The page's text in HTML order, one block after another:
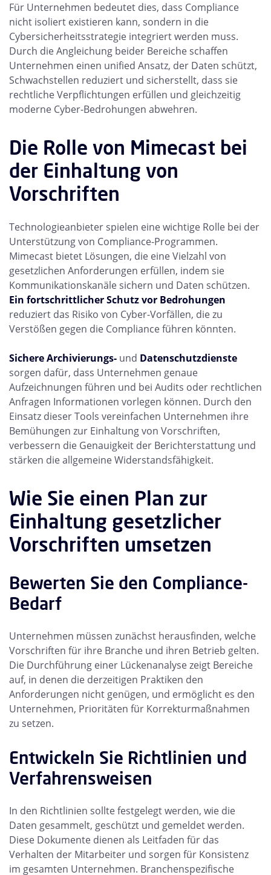
Für Unternehmen bedeutet dies, dass Compliance
nicht isoliert existieren kann, sondern in die
Cybersicherheitsstrategie integriert werden muss.
Durch die Angleichung beider Bereiche schaffen
Unternehmen einen unified Ansatz, der Daten schützt,
Schwachstellen reduziert und sicherstellt, dass sie
rechtliche Verpflichtungen erfüllen und gleichzeitig
moderne Cyber-Bedrohungen abwehren.
Die Rolle von Mimecast bei
der Einhaltung von
Vorschriften
Technologieanbieter spielen eine wichtige Rolle bei der
Unterstützung von Compliance-Programmen.
Mimecast bietet Lösungen, die eine Vielzahl von
gesetzlichen Anforderungen erfüllen, indem sie
Kommunikationskanäle sichern und Daten schützen.
Ein fortschrittlicher Schutz vor Bedrohungen
reduziert das Risiko von Cyber-Vorfällen, die zu
Verstößen gegen die Compliance führen könnten.
Sichere Archivierungs- und Datenschutzdienste
sorgen dafür, dass Unternehmen genaue
Aufzeichnungen führen und bei Audits oder rechtlichen
Anfragen Informationen vorlegen können. Durch den
Einsatz dieser Tools vereinfachen Unternehmen ihre
Bemühungen zur Einhaltung von Vorschriften,
verbessern die Genauigkeit der Berichterstattung und
stärken die allgemeine Widerstandsfähigkeit.
Wie Sie einen Plan zur
Einhaltung gesetzlicher
Vorschriften umsetzen
Bewerten Sie den Compliance-
Bedarf
Unternehmen müssen zunächst herausfinden, welche
Vorschriften für ihre Branche und ihren Betrieb gelten.
Die Durchführung einer Lückenanalyse zeigt Bereiche
auf, in denen die derzeitigen Praktiken den
Anforderungen nicht genügen, und ermöglicht es den
Unternehmen, Prioritäten für Korrekturmaßnahmen
zu setzen.
Entwickeln Sie Richtlinien und
Verfahrensweisen
In den Richtlinien sollte festgelegt werden, wie die
Daten gesammelt, geschützt und gemeldet werden.
Diese Dokumente dienen als Leitfaden für das
Verhalten der Mitarbeiter und sorgen für Konsistenz
im gesamten Unternehmen. Branchenspezifische